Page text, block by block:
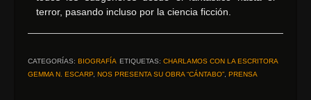
terror, pasando incluso por la ciencia ficción.
CATEGORÍAS: BIOGRAFÍA ETIQUETAS: CHARLAMOS CON LA ESCRITORA
GEMMA N. ESCARP, NOS PRESENTA SU OBRA “CÁNTABO”, PRENSA